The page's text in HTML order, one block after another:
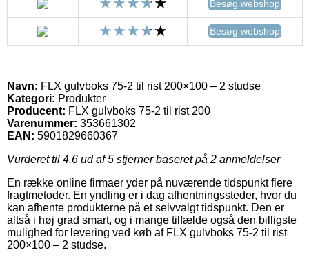
Besøg webshop
Besøg webshop
Navn: FLX gulvboks 75-2 til rist 200×100 – 2 studse
Kategori: Produkter
Producent: FLX gulvboks 75-2 til rist 200
Varenummer: 353661302
EAN: 5901829660367
Vurderet til 4.6 ud af 5 stjerner baseret på 2 anmeldelser
En række online firmaer yder på nuværende tidspunkt flere
fragtmetoder. En yndling er i dag afhentningssteder, hvor du
kan afhente produkterne på et selvvalgt tidspunkt. Den er
altså i høj grad smart, og i mange tilfælde også den billigste
mulighed for levering ved køb af FLX gulvboks 75-2 til rist
200×100 – 2 studse.